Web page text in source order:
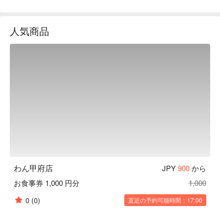
た雰囲気は、私たちのお客様へ対するおもてなしの心と、た
くさんの職人達の手によって作られます。「日常の中の美」
ダです。野菜を先に食べることでその後の糖質の吸収を穏や
かにし、急激な血糖値の上昇や糖の摂り過ぎを防ぐことがで
きます。おかわり自由で、ドレッシングも指定できます。
陶器のビール ：くいもの屋わんのビールは陶器で提供いた
人気商品
わん甲府店 JPY900から
お食事券 1,000 円分
1,000
0 (0) 直近の予約可能時間：17:00